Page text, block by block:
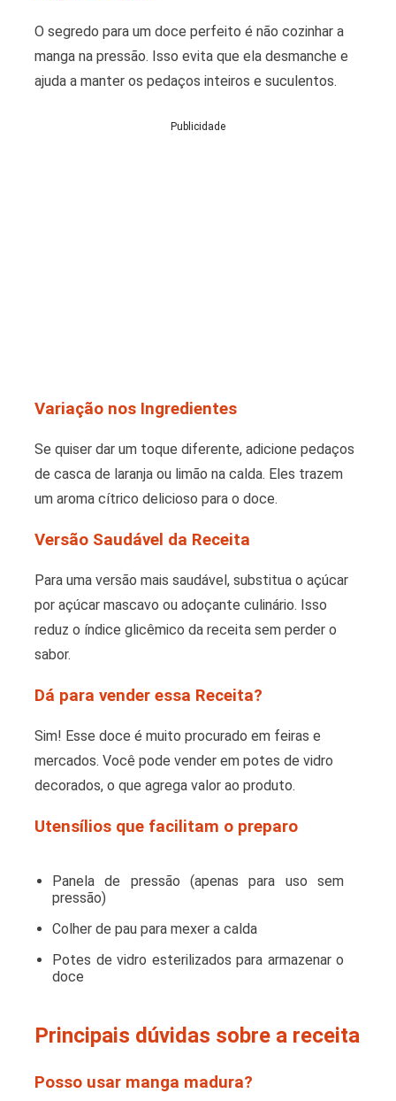
O segredo para um doce perfeito é não cozinhar a
manga na pressão. Isso evita que ela desmanche e
ajuda a manter os pedaços inteiros e suculentos.
Publicidade
Variação nos Ingredientes
Se quiser dar um toque diferente, adicione pedaços
de casca de laranja ou limão na calda. Eles trazem
um aroma cítrico delicioso para o doce.
Versão Saudável da Receita
Para uma versão mais saudável, substitua o açúcar
por açúcar mascavo ou adoçante culinário. Isso
reduz o índice glicêmico da receita sem perder o
sabor.
Dá para vender essa Receita?
Sim! Esse doce é muito procurado em feiras e
mercados. Você pode vender em potes de vidro
decorados, o que agrega valor ao produto.
Utensílios que facilitam o preparo
Panela de pressão (apenas para uso sem
pressão)
Colher de pau para mexer a calda
Potes de vidro esterilizados para armazenar o
doce
Principais dúvidas sobre a receita
Posso usar manga madura?